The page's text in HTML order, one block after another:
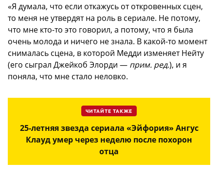
«Я думала, что если откажусь от откровенных сцен,
то меня не утвердят на роль в сериале. Не потому,
что мне кто-то это говорил, а потому, что я была
очень молода и ничего не знала. В какой-то момент
снималась сцена, в которой Медди изменяет Нейту
(его сыграл Джейкоб Элорди — прим. ред.), и я
поняла, что мне стало неловко.
ЧИТАЙТЕ ТАКЖЕ
25-летняя звезда сериала «Эйфория» Ангус
Клауд умер через неделю после похорон
отца